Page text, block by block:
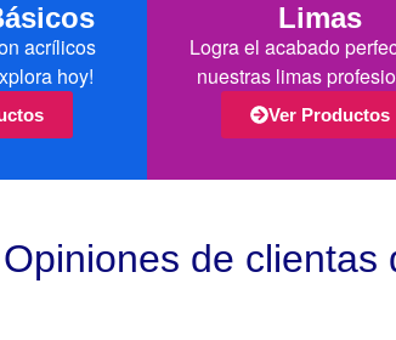
acrílicos
hoy!
Limas
Logra el acabado
nuestras limas
Ver Productos
Opiniones de clientas